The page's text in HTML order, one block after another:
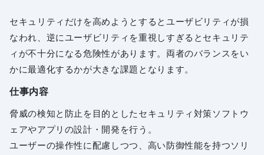
セキュリティだけを高めようとするとユーザビリティが損
なわれ、逆にユーザビリティを重視しすぎるとセキュリテ
ィが不十分になる危険性があります。両者のバランスをい
かに最適化するかが大きな課題となります。
仕事内容
脅威の検知と防止を目的としたセキュリティ対策ソフトウ
ェアやアプリの設計・開発を行う。
ユーザーの操作性に配慮しつつ、高い防御性能を持つソリ